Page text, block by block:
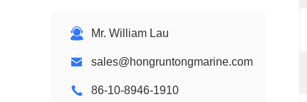
Mr. William Lau
sales@hongruntongmarine.com
86-10-8946-1910